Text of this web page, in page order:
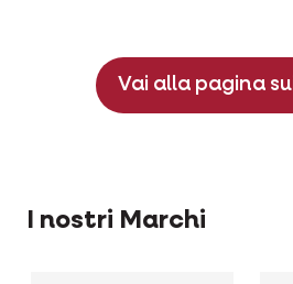
Vai alla pagina
I nostri Marchi